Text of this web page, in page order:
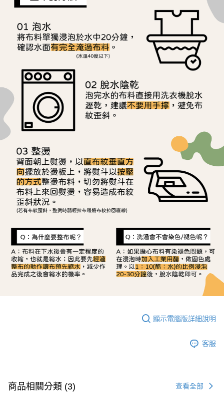
【注意事項】
１．透過由恩沛科技股份有限公司提供之「AFTEE先享後付」服務完成之交
易，需依本服務之必要範圍內提供個人資料，並將交易相關給付款項請求債
權轉讓予恩沛科技股份有限公司。
２．關於個人資料處理事宜，請瀏覽以下網址：
https://aftee.tw/terms/#terms3
３．未成年的使用者請事先徵得法定代理人或監護人之同意方可使用
「AFTEE先享後付」，若未經同意申辦者引起之損失，本公司不負相關責
任。
４．使用「AFTEE先享後付」時，將依據個別帳號之用戶狀況，依本公司即
時審查核予不同之上限額度；若仍有額度不足之情形，本公司將視審查結果
請求用戶進行身份認證。
５．嚴禁一人註冊多個帳號或使用他人資訊註冊。若發現惡意使用之情形，
恩沛科技股份有限公司將有權停止該用戶之使用額度並採取法律行動。
顯示電腦版詳細說明
客服
商品相關分類 (3) 查看全部